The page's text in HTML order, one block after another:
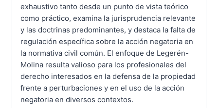
exhaustivo tanto desde un punto de vista teórico
como práctico, examina la jurisprudencia relevante
y las doctrinas predominantes, y destaca la falta de
regulación específica sobre la acción negatoria en
la normativa civil común. El enfoque de Legerén-
Molina resulta valioso para los profesionales del
derecho interesados en la defensa de la propiedad
frente a perturbaciones y en el uso de la acción
negatoria en diversos contextos.